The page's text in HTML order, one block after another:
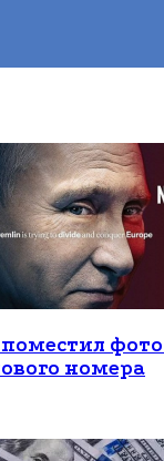
поместил
номера